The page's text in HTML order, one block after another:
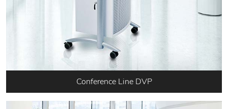
Conference Line DVP
Dieser Cookie speichert die ausgewählten
Einverständnis-Optionen des Benutzers
Cookie Laufzeit: